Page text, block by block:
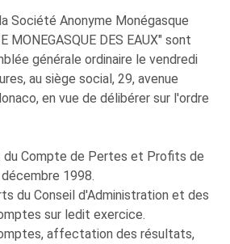
Société Anonyme Monégasque
MONEGASQUE DES EAUX" sont
générale ordinaire le vendredi
au siège social, 29, avenue
en vue de délibérer sur l'ordre
du Compte de Pertes et Profits de
1998.
du Conseil d'Administration et des
sur ledit exercice.
affectation des résultats,